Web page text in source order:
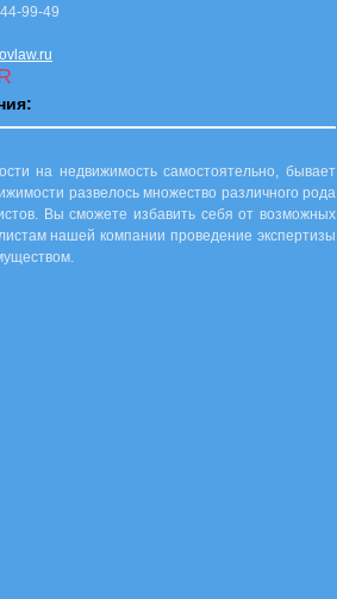
99-49
на недвижимость самостоятельно, бывает
развелось множество различного рода
Вы сможете избавить себя от возможных
нашей компании проведение экспертизы